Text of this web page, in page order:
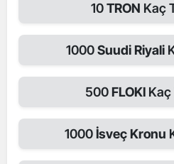
10TRON Kaç
1000Suudi Riyali
500FLOKI Kaç
1000İsveç Kronu